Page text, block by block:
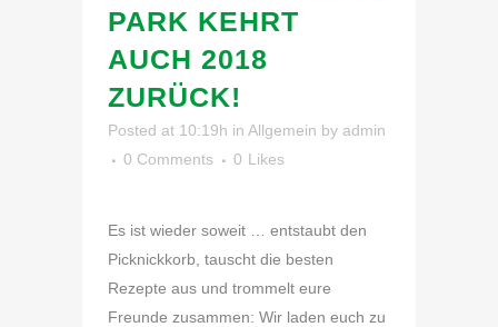
PARK KEHRT
AUCH 2018
ZURÜCK!
Posted at 10:19h in Allgemein by admin
0 Comments
0 Likes
Es ist wieder soweit … entstaubt den
Picknickkorb, tauscht die besten
Rezepte aus und trommelt eure
Freunde zusammen: Wir laden euch zu